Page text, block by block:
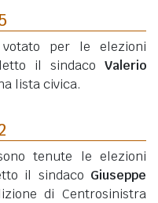
per le elezioni
il sindaco Valerio
lista civica.
tenute le elezioni
il sindaco Giuseppe
di Centrosinistra